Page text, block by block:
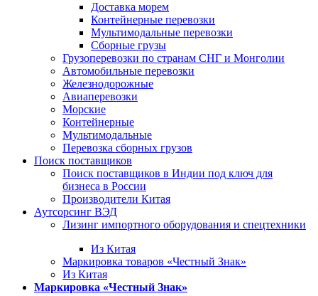
Доставка морем
Контейнерные перевозки
Мультимодальные перевозки
Сборные грузы
Грузоперевозки по странам СНГ и Монголии
Автомобильные перевозки
Железнодорожные
Авиаперевозки
Морские
Контейнерные
Мультимодальные
Перевозка сборных грузов
Поиск поставщиков
Поиск поставщиков в Индии под ключ для
бизнеса в России
Производители Китая
Аутсорсинг ВЭД
Лизинг импортного оборудования и спецтехники
Из Китая
Маркировка товаров «Честный Знак»
Из Китая
Маркировка «Честный Знак»